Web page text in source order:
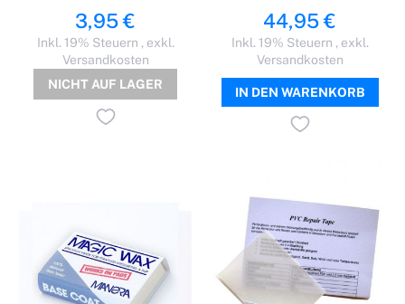
3,95 €
Inkl. 19% Steuern , exkl.
Versandkosten
NICHT AUF LAGER
44,95 €
Inkl. 19% Steuern , exkl.
Versandkosten
IN DEN WARENKORB